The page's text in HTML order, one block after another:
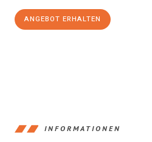
ANGEBOT ERHALTEN
INFORMATIONEN